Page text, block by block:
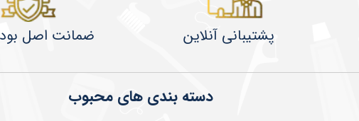
دسته بندی های محبوب
ضمانت اصل پشتیبانی آنلاین